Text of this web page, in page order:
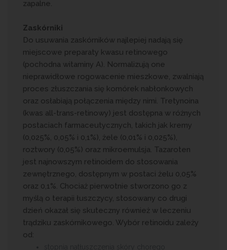
zapalne.
Zaskórniki
Do usuwania zaskórników najlepiej nadają się
miejscowe preparaty kwasu retinowego
(pochodna witaminy A). Normalizują one
nieprawidłowe rogowacenie mieszkowe, zwalniają
proces złuszczania się komórek nabłonkowych
oraz osłabiają połączenia między nimi. Tretynoina
(kwas all-trans-retinowy) jest dostępna w różnych
postaciach farmaceutycznych, takich jak kremy
(0,025%, 0,05% i 0,1%), żele (0,01% i 0,025%),
roztwory (0,05%) oraz mikroemulsja. Tazaroten
jest najnowszym retinoidem do stosowania
zewnętrznego, dostępnym w postaci żelu 0,05%
oraz 0,1%. Chociaż pierwotnie stworzono go z
myślą o terapii łuszczycy, stosowany co drugi
dzień okazał się skuteczny również w leczeniu
trądziku zaskórnikowego. Wybór retinoidu zależy
od: